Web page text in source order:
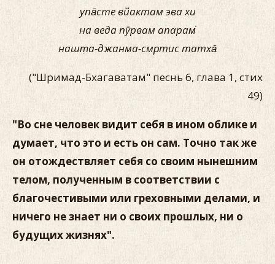
упа̄сте вйактам эва хи
на веда пӯрвам апарам̇
нашт̣а-джанма-смр̣тис татха̄
("Шримад-Бхагаватам" песнь 6, глава 1, стих
49)
"Во сне человек видит себя в ином облике и
думает, что это и есть он сам. Точно так же
он отождествляет себя со своим нынешним
телом, полученным в соответствии с
благочестивыми или греховными делами, и
ничего не знает ни о своих прошлых, ни о
будущих жизнях".